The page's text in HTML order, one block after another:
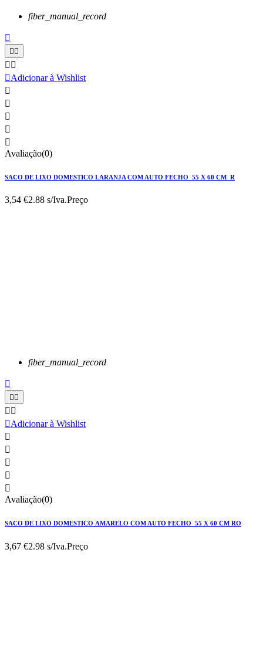
fiber_manual_record


 
Adicionar à Wishlist





Avaliação(0)
SACO DE LIXO DOMESTICO LARANJA COM AUTO FECHO 55 X 60 CM R
3,54 €2.88 s/Iva.Preço
fiber_manual_record

 
 
Adicionar à Wishlist





Avaliação(0)
SACO DE LIXO DOMESTICO AMARELO COM AUTO FECHO 55 X 60 CM RO
3,67 €2.98 s/Iva.Preço